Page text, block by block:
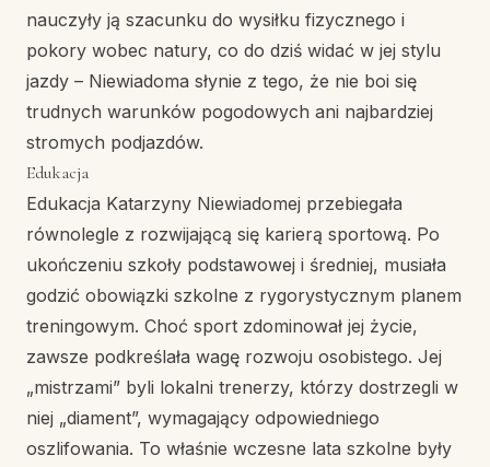
nauczyły ją szacunku do wysiłku fizycznego i
pokory wobec natury, co do dziś widać w jej stylu
jazdy – Niewiadoma słynie z tego, że nie boi się
trudnych warunków pogodowych ani najbardziej
stromych podjazdów.
Edukacja
Edukacja Katarzyny Niewiadomej przebiegała
równolegle z rozwijającą się karierą sportową. Po
ukończeniu szkoły podstawowej i średniej, musiała
godzić obowiązki szkolne z rygorystycznym planem
treningowym. Choć sport zdominował jej życie,
zawsze podkreślała wagę rozwoju osobistego. Jej
„mistrzami” byli lokalni trenerzy, którzy dostrzegli w
niej „diament”, wymagający odpowiedniego
oszlifowania. To właśnie wczesne lata szkolne były